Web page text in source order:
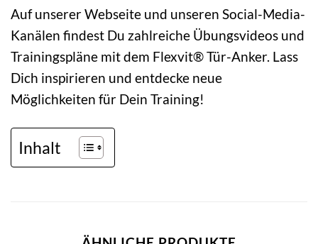
Auf unserer Webseite und unseren Social-Media-
Kanälen findest Du zahlreiche Übungsvideos und
Trainingspläne mit dem Flexvit® Tür-Anker. Lass
Dich inspirieren und entdecke neue
Möglichkeiten für Dein Training!
Inhalt